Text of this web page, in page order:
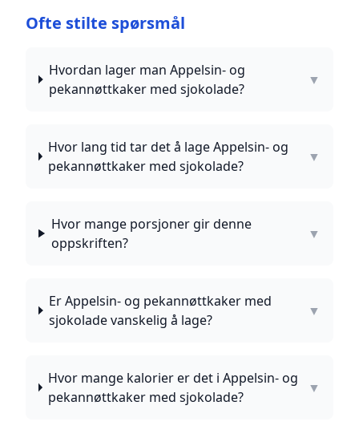
Ofte stilte spørsmål
Hvordan lager man Appelsin- og
pekannøttkaker med sjokolade?
▼
Hvor lang tid tar det å lage Appelsin- og
pekannøttkaker med sjokolade?
▼
Hvor mange porsjoner gir denne
oppskriften?
▼
Er Appelsin- og pekannøttkaker med
sjokolade vanskelig å lage?
▼
Hvor mange kalorier er det i Appelsin- og
pekannøttkaker med sjokolade?
▼